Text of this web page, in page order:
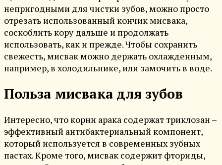
непригодными для чистки зубов, можно просто
отрезать использованный кончик мисвака,
соскоблить кору дальше и продолжать
использовать, как и прежде. Чтобы сохранить
свежесть, мисвак можно держать охлажденным,
например, в холодильнике, или замочить в воде.
Польза мисвака для зубов
Интересно, что корни арака содержат триклозан –
эффективный антибактериальный компонент,
который используется в современных зубных
пастах. Кроме того, мисвак содержит фториды,